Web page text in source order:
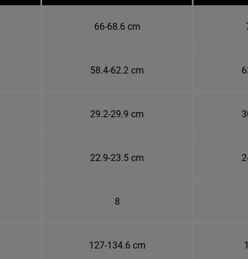
66-68.6 cm
58.4-62.2 cm
29.2-29.9 cm
22.9-23.5 cm
8
127-134.6 cm